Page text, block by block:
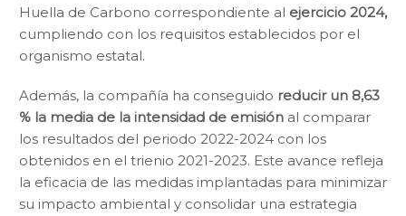
Huella de Carbono correspondiente al ejercicio 2024,
cumpliendo con los requisitos establecidos por el
organismo estatal.
Además, la compañía ha conseguido reducir un 8,63
% la media de la intensidad de emisión al comparar
los resultados del periodo 2022-2024 con los
obtenidos en el trienio 2021-2023. Este avance refleja
la eficacia de las medidas implantadas para minimizar
su impacto ambiental y consolidar una estrategia